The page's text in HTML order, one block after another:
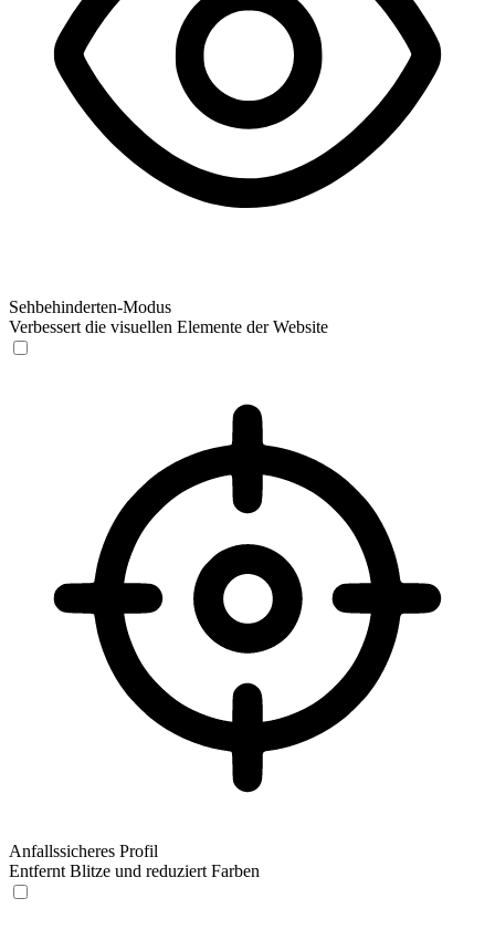
Sehbehinderten-Modus
Verbessert die visuellen Elemente der Website
Anfallssicheres Profil
Entfernt Blitze und reduziert Farben